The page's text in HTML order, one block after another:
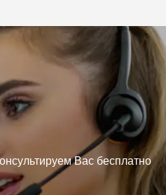
Вас бесплатно